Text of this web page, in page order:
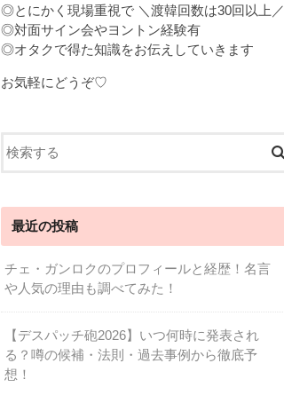
◎とにかく現場重視で ＼渡韓回数は30回以上／
◎対面サイン会やヨントン経験有
◎オタクで得た知識をお伝えしていきます
お気軽にどうぞ♡
最近の投稿
チェ・ガンロクのプロフィールと経歴！名言
や人気の理由も調べてみた！
【デスパッチ砲2026】いつ何時に発表され
る？噂の候補・法則・過去事例から徹底予
想！